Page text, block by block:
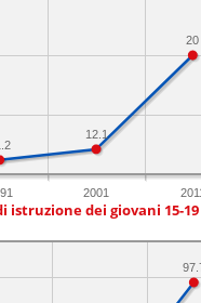
2001 2011
20
12.1
istruzione dei giovani 15-